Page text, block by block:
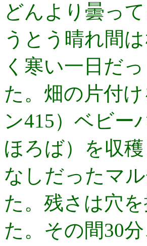
どんより曇って
うとう晴れ間
く寒い一日だっ
た。畑の片付
ン415）ベビー
ほろば）を収
なしだったマ
た。残さは穴
た。その間30